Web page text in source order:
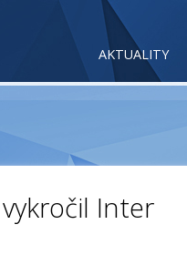
AKTUALITY
Inter